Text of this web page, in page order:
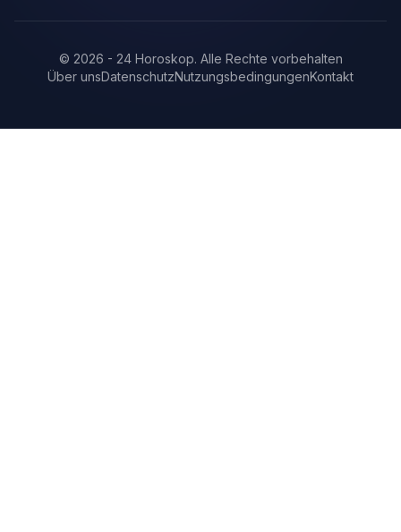
© 2026 - 24 Horoskop. Alle Rechte vorbehalten
Über unsDatenschutzNutzungsbedingungenKontakt